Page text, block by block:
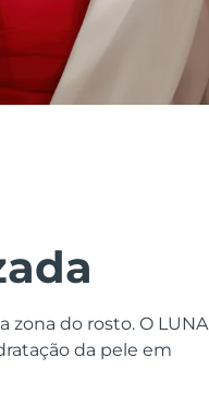
zona do rosto. O LUNA
da pele em